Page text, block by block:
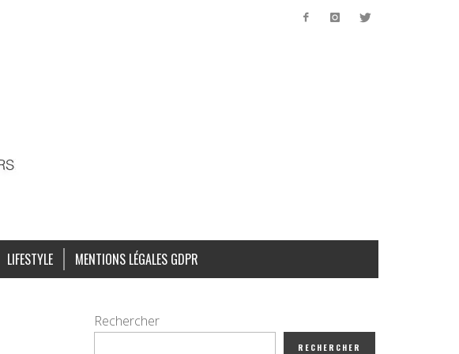
LIFESTYLE MENTIONS LÉGALES GDPR
Rechercher
RECHERCHER